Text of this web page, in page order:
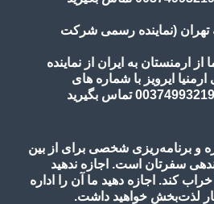
تهران (نماینده رسمی شرکت
و برنامه‌ریزی شخصی برای از بین
سفرتان است. اجازه ندهید
کند. اجازه دهید ما آن را اداره
لذت‌بخش خواهید داشت.